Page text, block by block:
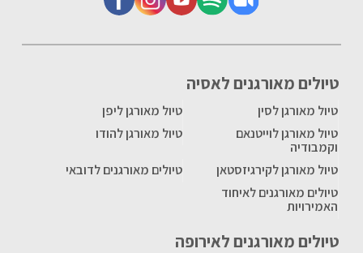
טיולים מאורגנים לאסיה
טיול מאורגן לסין
טיול מאורגן ליפן
טיול מאורגן לוייטנאם
וקמבודיה
טיול מאורגן להודו
טיול מאורגן לקירגיזסטאן
טיולים מאורגנים לדובאי
טיולים מאורגנים לאיחוד
האמירויות
טיולים מאורגנים לאירופה